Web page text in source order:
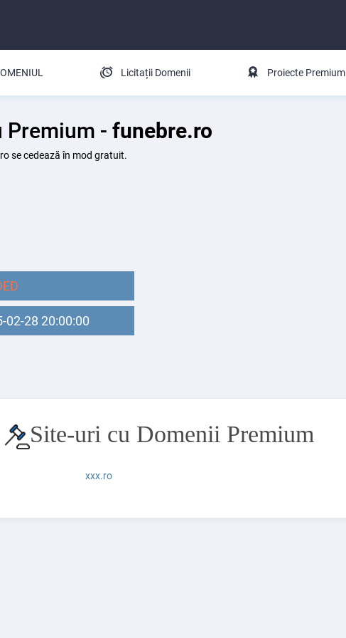
Licitații Domenii Proiecte Premium
Premium - funebre.ro
se cedează în mod gratuit.
02-28 20:00:00
Site-uri cu Domenii Premium
xxx.ro